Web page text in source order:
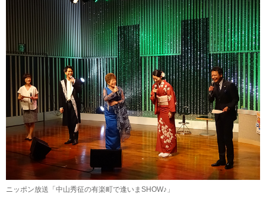
ニッポン放送「中山秀征の有楽町で逢いまSHOW♪」